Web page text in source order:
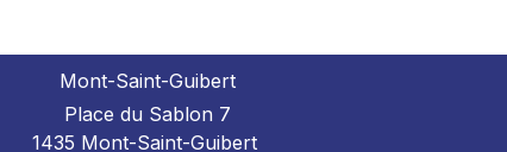
Mont-Saint-Guibert
Place du Sablon 7
1435 Mont-Saint-Guibert